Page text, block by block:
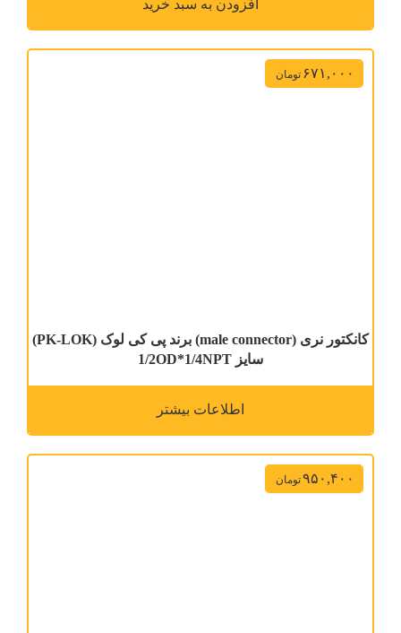
کانکتور نری (male connector) برند پی کی لوک (PK-LOK)
سایز 1/2OD*1/4NPT
۶۷۱,۰۰۰ تومان
اطلاعات بیشتر
۹۵۰,۴۰۰تومان
افزودن به سبد خرید